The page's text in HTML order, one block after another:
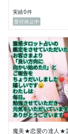
動から、相
【得意な相
★恋愛（結
★離婚（DV
★仕事・ビ
★繊細さん
★家の気持
※お写真を添
させていた
実績0件
受付休止中
魔美★恋愛の達人★